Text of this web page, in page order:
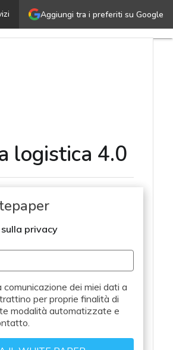
Aggiungi tra i preferiti su Google
per un magazzino intelligente
logistica 4.0
privacy
dei miei dati a
per proprie finalità di
modalità automatizzate e